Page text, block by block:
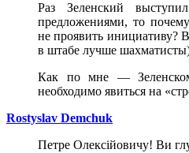
Раз Зеленский
предложениями, то
не проявить инициативу?
в штабе лучше
Как по мне —
необходимо явиться на
Rostyslav Demchuk
Петре Олексійовичу! Bи